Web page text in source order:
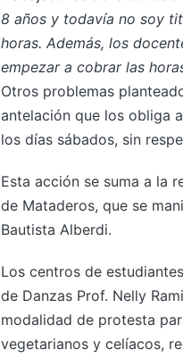
8 años y todavía no soy
horas. Además, los
empezar a cobrar las
Otros problemas
antelación que los obliga
los días sábados, sin
Esta acción se suma a la
de Mataderos, que se
Bautista Alberdi.
Los centros de
de Danzas Prof. Nelly
modalidad de protesta
vegetarianos y celíacos,